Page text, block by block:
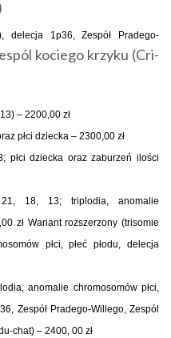
delecja 1p36, Zespół
Pradego-
kociego krzyku (Cri-
– 2200,00 zł
płci dziecka – 2300,00 zł
płci dziecka oraz zaburzeń ilości
18, 13; triplodia, anomalie
zł Wariant rozszerzony (trisomie
płci, płeć płodu, delecja
anomalie chromosomów płci,
Zespół Pradego-Willego, Zespól
chat) – 2400, 00 zł